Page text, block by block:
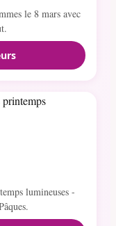
le 8 mars avec
lumineuses -